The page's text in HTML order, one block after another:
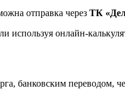
отправка через ТК
используя онлайн-
банковским переводом,